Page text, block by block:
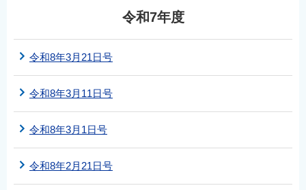
令和7年度
令和8年3月21日号
令和8年3月11日号
令和8年3月1日号
令和8年2月21日号